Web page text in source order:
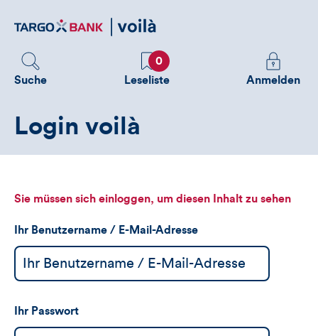
zum
Suche
Favoriten
0
Leseliste
Melden
Sie
sehen
Anmelden
Login voilà
Sie müssen sich einloggen, um diesen Inhalt zu sehen
Ihr Benutzername / E-Mail-Adresse
Ihr Passwort